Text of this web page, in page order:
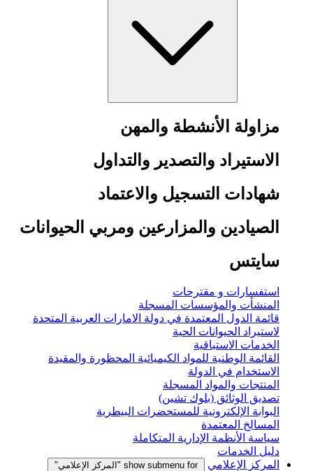
مزاولة الأنشطة والمهن
الاستيراد والتصدير والتداول
شهادات التسجيل والاعتماد
الصيادين والمزارعين ومربي الحيوانات
سايتس
استفسارات و مقترحات
المنشأت والمؤسسات المسجلة
قائمة الدول المعتمدة في دولة الامارات العربية المتحدة
لاستيراد الحيوانات الحية
الخدمات الاستباقية
القائمة الوطنية للمواد الكيميائية المحظورة والمقيدة
الاستخدام في الدولة
المنتجات والمواد المسجلة
تصديق الوثائق (بلوك تشين)
البوابة الإلكترونية للمستحضرات البيطرية
المسالخ المعتمدة
سياسة الأنظمة الإدارية المتكاملة
دليل الخدمات
المركز الإعلامي
show submenu for "المركز الإعلامي"